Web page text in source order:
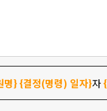
명}{결정(명령) 일자}자